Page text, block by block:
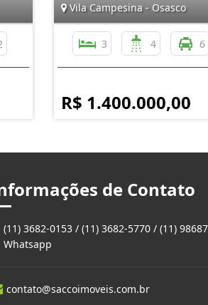
Vila Campesina - Osasco
3 4 6
R$ 1.400.000,00
de Contato
(11) 3682-0153 / (11) 3682-5770 / (11)
Whatsapp
contato@saccoimoveis.com.br